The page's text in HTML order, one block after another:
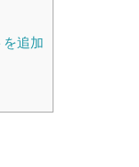
を追加